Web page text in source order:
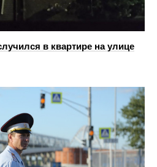
в квартире на улице